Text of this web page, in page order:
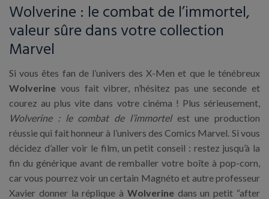
Wolverine : le combat de l’immortel,
valeur sûre dans votre collection
Marvel
Si vous êtes fan de l’univers des X-Men et que le ténébreux
Wolverine vous fait vibrer, n’hésitez pas une seconde et
courez au plus vite dans votre cinéma ! Plus sérieusement,
Wolverine : le combat de l’immortelest une production
réussie qui fait honneur à l’univers des Comics Marvel. Si vous
décidez d’aller voir le film, un petit conseil : restez jusqu’à la
fin du générique avant de remballer votre boîte à pop-corn,
car vous pourrez voir un certain Magnéto et autre professeur
Xavier donner la réplique à Wolverinedans un petit “after